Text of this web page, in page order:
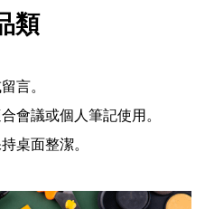
類
言。
會議或個人筆記使用。
桌面整潔。